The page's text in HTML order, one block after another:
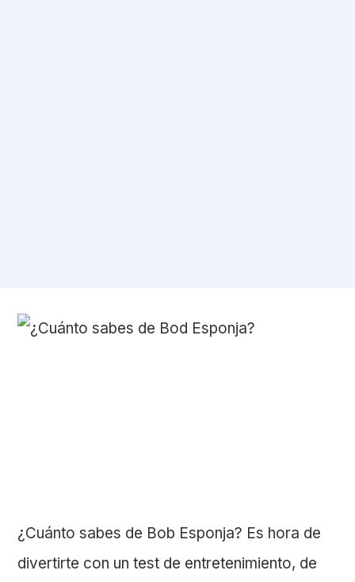
¿Cuánto sabes de Bob Esponja? Es hora de
divertirte con un test de entretenimiento, de